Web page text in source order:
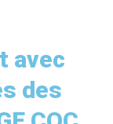
avec
des